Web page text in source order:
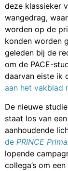
deze klassieker
wangedrag,
worden op de
konden worden
geleden bij de
om de PACE-
daarvan eiste ik
aan het vakblad
De nieuwe
staat los van
aanhoudende
de PRINCE
lopende
collega’s om